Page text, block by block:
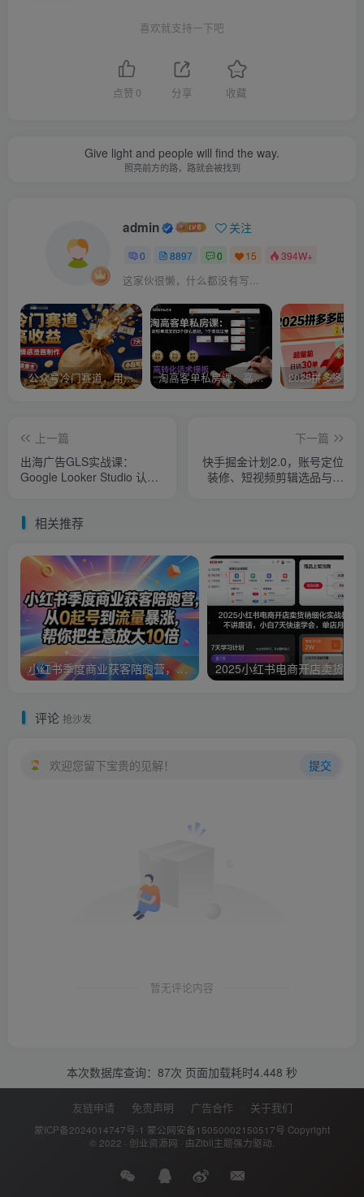
喜欢就支持一下吧
点赞 0 分享 收藏
Give light and people will find the way.
照亮前方的路，路就会被找到
admin 关注
0 8897 0 15 394W+
这家伙很懒，什么都没有写...
公众号冷门赛道，用AI做情感漫画，7天开通流量主，操作简单，小白可玩 淘高客单私房课：高客单成交的3个核心基础，1个实操法宝
上一篇
出海广告GLS实战课：
Google Looker Studio 认
下一篇
快手掘金计划2.0，账号定位
装修、短视频剪辑选品与磁
相关推荐
小红书季度商业获客陪跑营，从0起号到流量暴涨，帮你把生意放大10倍
评论 抢沙发
欢迎您留下宝贵的见解！ 提交
暂无评论内容
本次数据库查询：87次 页面加载耗时4.448 秒
友链申请 免责声明 广告合作 关于我们
蒙ICP备2024014747号-1 蒙公网安备15050002150517号 Copyright
© 2022 · 创业资源网 · 由Zibll主题强力驱动.